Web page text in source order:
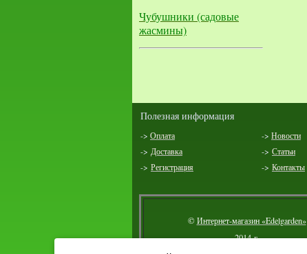
Чубушники (садовые
жасмины)
Полезная информация
-> Оплата -> Новости
-> Доставка -> Статьи
-> Регистрация -> Контакты
©Интернет-магазин «Edelgarden»
2014 г.